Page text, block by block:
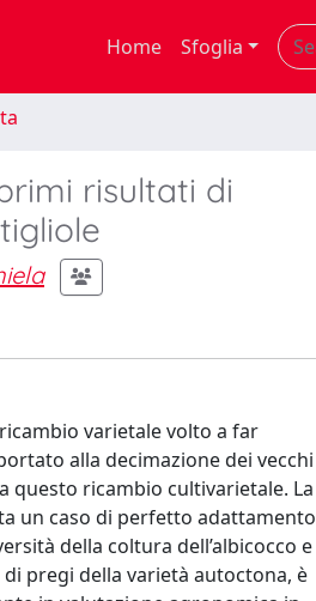
Home Sfoglia
risultati di
varietale volto a far
alla decimazione dei vecchi
questo ricambio cultivarietale. La
un caso di perfetto adattamento
della coltura dell’albicocco e
pregi della varietà autoctona, è